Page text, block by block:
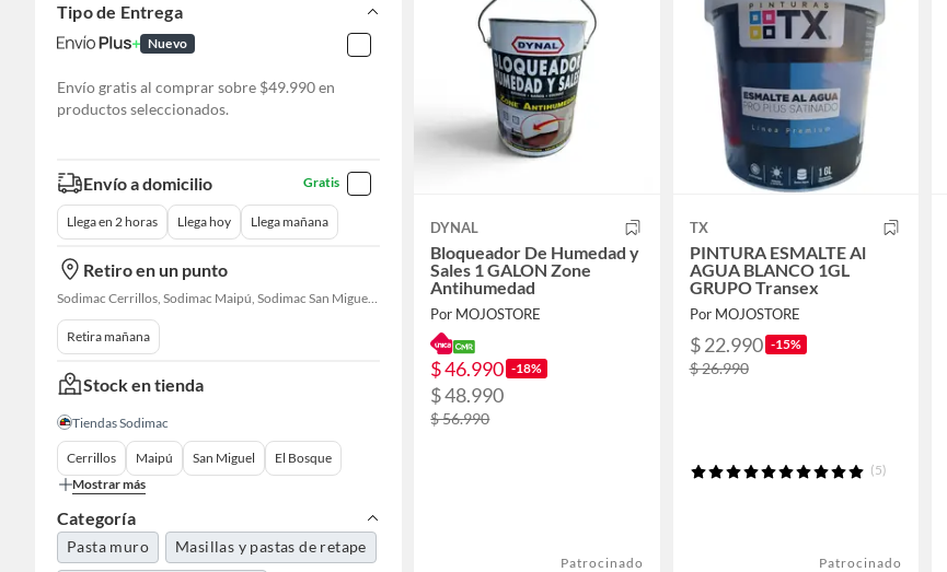
Tipo de Entrega
Nuevo
Envío gratis al comprar sobre $49.990 en
productos seleccionados.
Envío a domicilio Gratis
Llega en 2 horas Llega hoy Llega mañana
Retiro en un punto
Sodimac Cerrillos, Sodimac Maipú, Sodimac San Miguel, Sodimac El Bosque, Sodimac San Bernardo, Constructor Cantagallo, Sodimac Talagante, Sodimac San Fernando
Retira mañana
Stock en tienda
Tiendas Sodimac
Cerrillos Maipú San Miguel
El Bosque
Mostrar más
Categoría
Pasta muro Masillas y pastas de retape
DYNAL
Bloqueador De Humedad y
Sales 1 GALON Zone
Antihumedad
Por MOJOSTORE
$ 46.990 -18%
$ 48.990
$ 56.990
Patrocinado
TX
PINTURA ESMALTE Al
AGUA BLANCO 1GL
GRUPO Transex
Por MOJOSTORE
$ 22.990 -15%
$ 26.990
(5)
Patrocinado